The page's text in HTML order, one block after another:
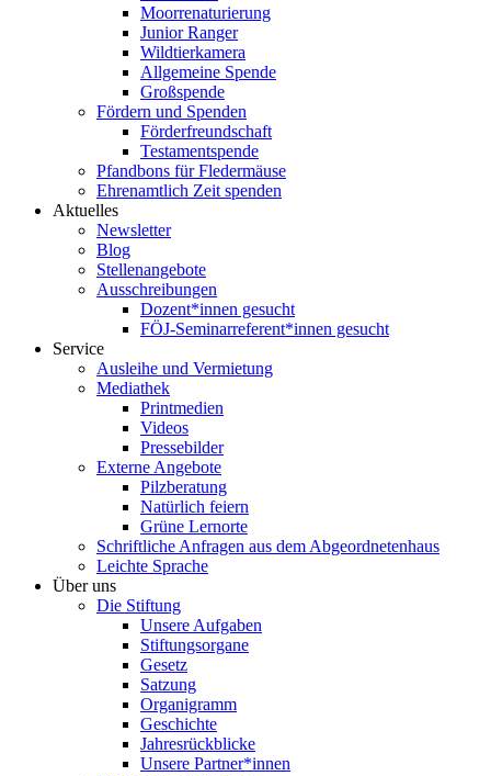
Moorrenaturierung
Junior Ranger
Wildtierkamera
Allgemeine Spende
Großspende
Fördern und Spenden
Förderfreundschaft
Testamentspende
Pfandbons für Fledermäuse
Ehrenamtlich Zeit spenden
Aktuelles
Newsletter
Blog
Stellenangebote
Ausschreibungen
Dozent*innen gesucht
FÖJ-Seminarreferent*innen gesucht
Service
Ausleihe und Vermietung
Mediathek
Printmedien
Videos
Pressebilder
Externe Angebote
Pilzberatung
Natürlich feiern
Grüne Lernorte
Schriftliche Anfragen aus dem Abgeordnetenhaus
Leichte Sprache
Über uns
Die Stiftung
Unsere Aufgaben
Stiftungsorgane
Gesetz
Satzung
Organigramm
Geschichte
Jahresrückblicke
Unsere Partner*innen